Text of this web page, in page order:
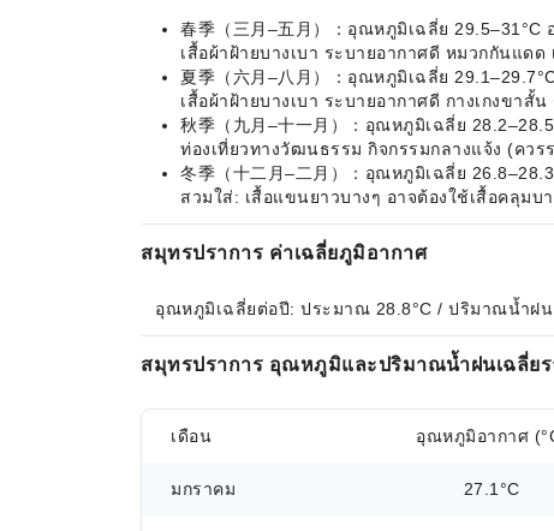
春季（三月–五月）：อุณหภูมิเฉลี่ย
เสื้อผ้าฝ้ายบางเบา ระบายอากาศดี หมวกกันแดด
夏季（六月–八月）：อุณหภูมิเฉลี่ย
เสื้อผ้าฝ้ายบางเบา ระบายอากาศดี กางเกงขาสั้
秋季（九月–十一月）：อุณหภูมิเฉลี่ย
ท่องเที่ยวทางวัฒนธรรม กิจกรรมกลางแจ้ง (คว
冬季（十二月–二月）：อุณหภูมิเฉลี่ย
สวมใส่: เสื้อแขนยาวบางๆ อาจต้องใช้เสื้อคลุมบ
สมุทรปราการ ค่าเฉลี่ยภูมิอากาศ
อุณหภูมิเฉลี่ยต่อปี: ประมาณ 28.8°C / ปริมาณน้ำฝ
สมุทรปราการ อุณหภูมิและปริมาณน้ำฝนเฉลี่ยร
เดือน อุณหภูมิอากาศ
มกราคม 27.1°C